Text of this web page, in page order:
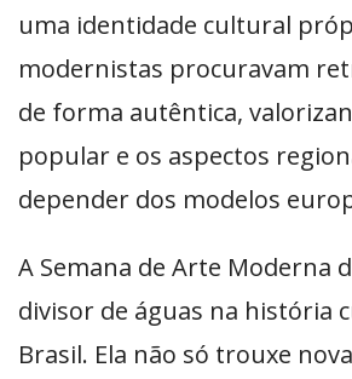
uma identidade cultural
modernistas procuravam
de forma autêntica,
popular e os aspectos
depender dos modelos
A Semana de Arte Moderna
divisor de águas na história
Brasil. Ela não só trouxe